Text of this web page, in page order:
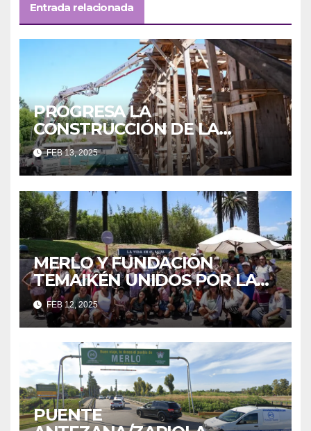
Entrada relacionada
PROGRESA LA
CONSTRUCCIÓN DE LA
NUEVA SECUNDARIA EN
PONTEVEDRA
FEB 13, 2025
MERLO Y FUNDACIÓN
TEMAIKÉN UNIDOS POR LA
EDUCACIÓN Y EL MEDIO
AMBIENTE
FEB 12, 2025
PUENTE